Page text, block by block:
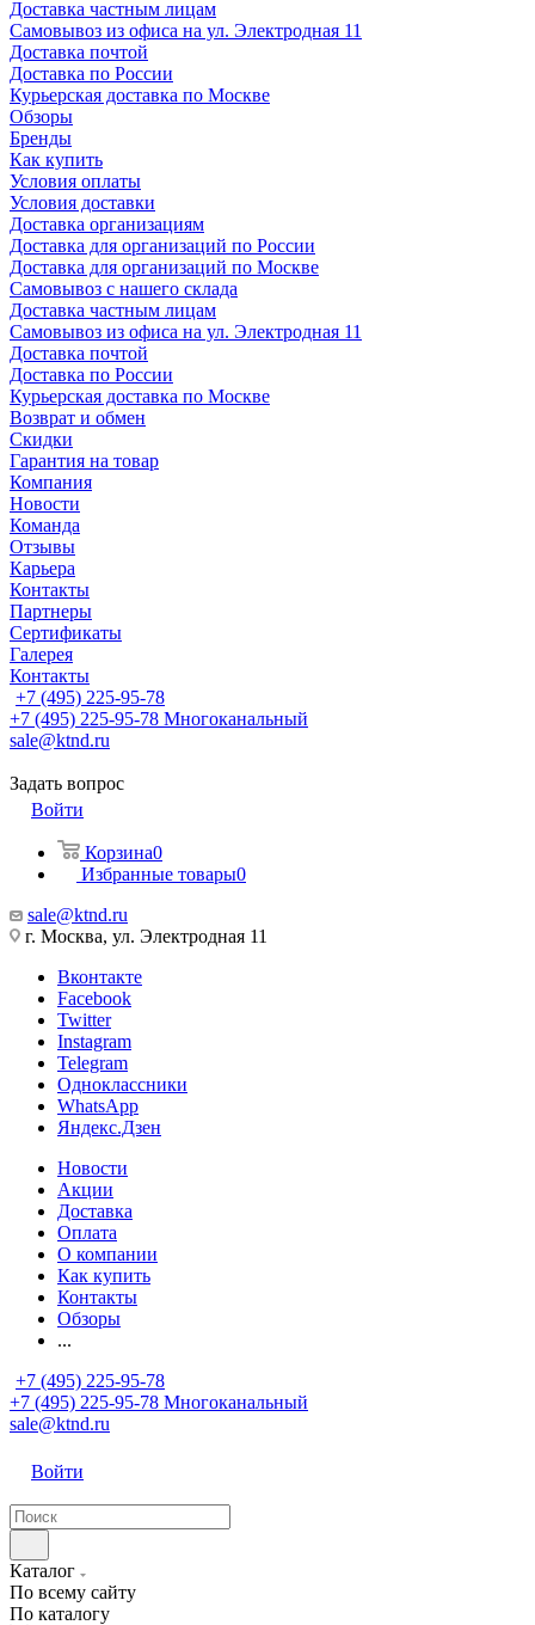
Доставка частным лицам
Самовывоз из офиса на ул. Электродная 11
Доставка почтой
Доставка по России
Курьерская доставка по Москве
Обзоры
Бренды
Как купить
Условия оплаты
Условия доставки
Доставка организациям
Доставка для организаций по России
Доставка для организаций по Москве
Самовывоз с нашего склада
Доставка частным лицам
Самовывоз из офиса на ул. Электродная 11
Доставка почтой
Доставка по России
Курьерская доставка по Москве
Возврат и обмен
Скидки
Гарантия на товар
Компания
Новости
Команда
Отзывы
Карьера
Контакты
Партнеры
Сертификаты
Галерея
Контакты
+7 (495) 225-95-78
+7 (495) 225-95-78 Многоканальный
sale@ktnd.ru
Задать вопрос
Войти
Корзина0
Избранные товары0
sale@ktnd.ru
г. Москва, ул. Электродная 11
Вконтакте
Facebook
Twitter
Instagram
Telegram
Одноклассники
WhatsApp
Яндекс.Дзен
Новости
Акции
Доставка
Оплата
О компании
Как купить
Контакты
Обзоры
...
+7 (495) 225-95-78
+7 (495) 225-95-78 Многоканальный
sale@ktnd.ru
Войти
Каталог
По всему сайту
По каталогу